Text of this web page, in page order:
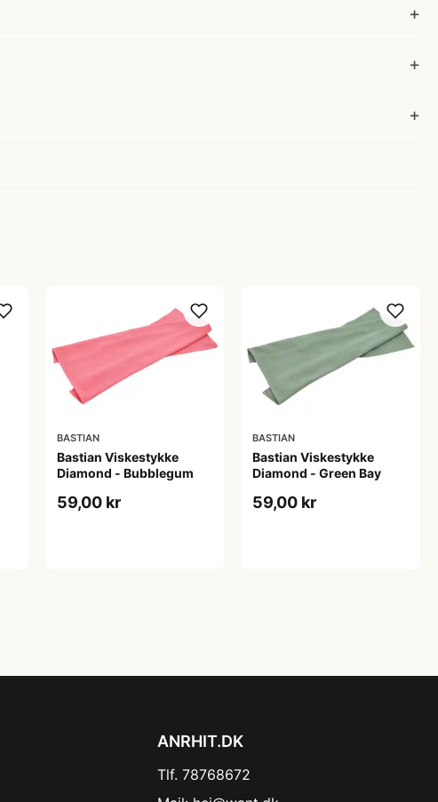
BASTIAN
Bastian Viskestykke
Diamond - Bubblegum
59,00 kr
BASTIAN
Bastian Viskestykke
Diamond - Green Bay
59,00 kr
ANRHIT.DK
Tlf. 78768672